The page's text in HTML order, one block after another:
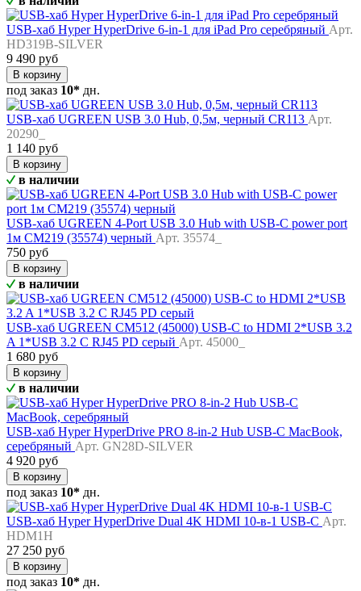
USB-хаб Hyper HyperDrive 6-in-1 для iPad Pro серебряный Арт.
HD319B-SILVER
9 490 руб
В корзину
под заказ 10* дн.
USB-хаб UGREEN USB 3.0 Hub, 0,5м, черный CR113 Арт.
20290_
1 140 руб
В корзину
в наличии
USB-хаб UGREEN 4-Port USB 3.0 Hub with USB-C power port
1м CM219 (35574) черный Арт. 35574_
750 руб
В корзину
в наличии
USB-хаб UGREEN CM512 (45000) USB-C to HDMI 2*USB 3.2
A 1*USB 3.2 C RJ45 PD серый Арт. 45000_
1 680 руб
В корзину
в наличии
USB-хаб Hyper HyperDrive PRO 8-in-2 Hub USB-C MacBook,
серебряный Арт. GN28D-SILVER
4 920 руб
В корзину
под заказ 10* дн.
USB-хаб Hyper HyperDrive Dual 4K HDMI 10-в-1 USB-C Арт.
HDM1H
27 250 руб
В корзину
под заказ 10* дн.